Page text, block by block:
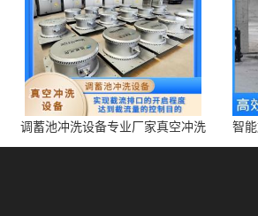
调蓄池冲洗设备专业厂家真空冲洗
装置厂家青岛铭源环保减少堵塞设
智